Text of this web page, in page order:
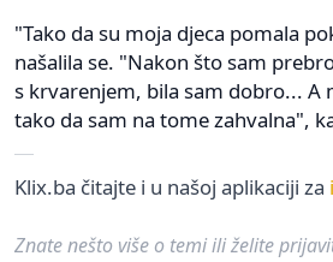
"Tako da su moja djeca pomala
našalila se. "Nakon što sam
s krvarenjem, bila sam dobro... A
tako da sam na tome zahvalna",
Klix.ba čitajte i u našoj aplikaciji za
Znate nešto više o temi ili želite